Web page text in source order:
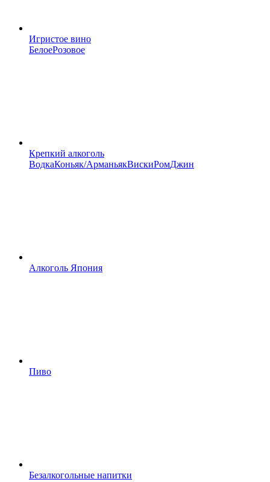
Игристое вино
БелоеРозовое
Крепкий алкоголь
ВодкаКоньяк/АрманьякВискиРомДжин
Алкоголь Япония
Пиво
Безалкогольные напитки